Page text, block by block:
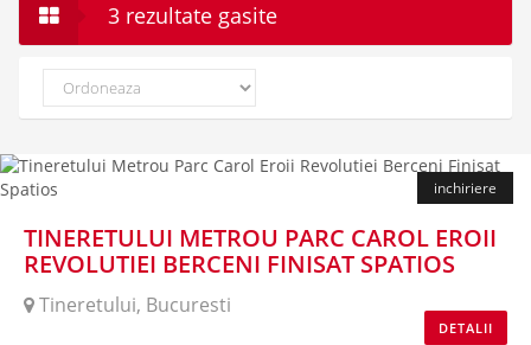
3 rezultate gasite
Ordoneaza
dupa
inchiriere
TINERETULUI METROU PARC CAROL EROII
REVOLUTIEI BERCENI FINISAT SPATIOS
Tineretului, Bucuresti
DETALII